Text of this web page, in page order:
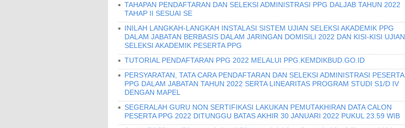
TAHAPAN PENDAFTARAN DAN SELEKSI ADMINISTRASI PPG DALJAB TAHUN 2022
TAHAP II SESUAI SE
INILAH LANGKAH-LANGKAH INSTALASI SISTEM UJIAN SELEKSI AKADEMIK PPG
DALAM JABATAN BERBASIS DALAM JARINGAN DOMISILI 2022 DAN KISI-KISI UJIAN
SELEKSI AKADEMIK PESERTA PPG
TUTORIAL PENDAFTARAN PPG 2022 MELALUI PPG.KEMDIKBUD.GO.ID
PERSYARATAN, TATA CARA PENDAFTARAN DAN SELEKSI ADMINISTRASI PESERTA
PPG DALAM JABATAN TAHUN 2022 SERTA LINEARITAS PROGRAM STUDI S1/D IV
DENGAN MAPEL
SEGERALAH GURU NON SERTIFIKASI LAKUKAN PEMUTAKHIRAN DATA CALON
PESERTA PPG 2022 DITUNGGU BATAS AKHIR 30 JANUARI 2022 PUKUL 23.59 WIB